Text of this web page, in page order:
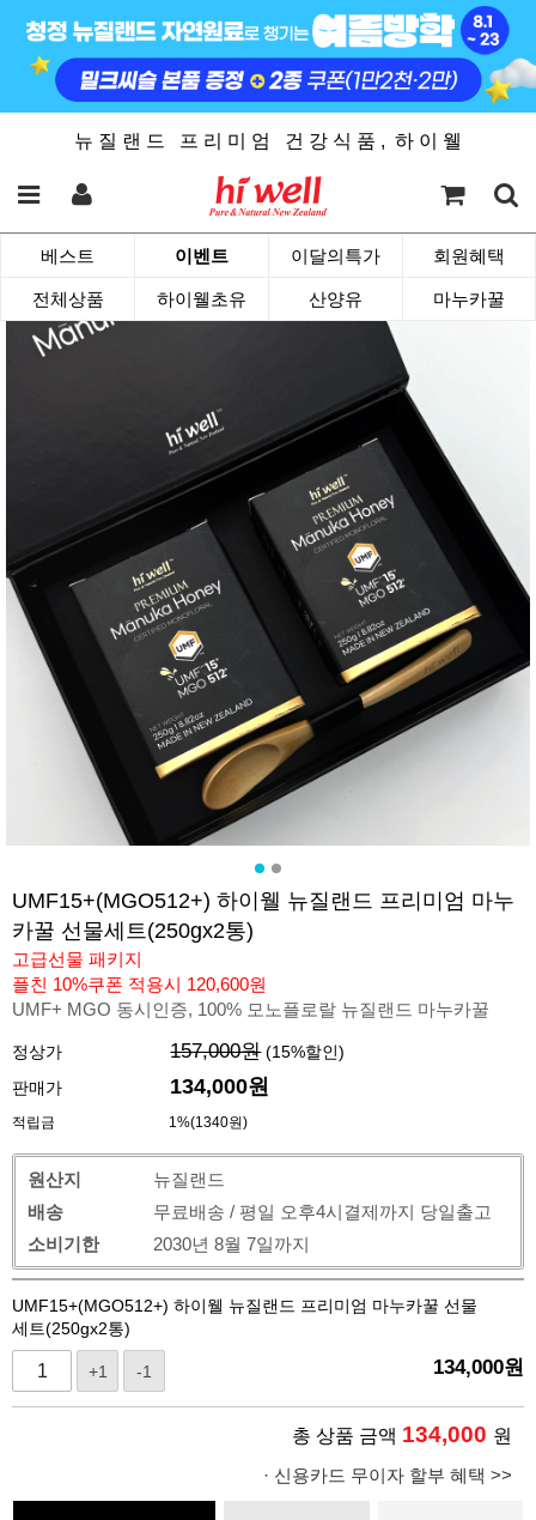
뉴 질 랜 드 프 리 미 엄 건 강 식 품 , 하 이 웰
베스트 이벤트 이달의특가 회원혜택
전체상품 하이웰초유 산양유 마누카꿀
UMF15+(MGO512+) 하이웰 뉴질랜드 프리미엄 마누
카꿀 선물세트(250gx2통)
고급선물 패키지
플친 10%쿠폰 적용시 120,600원
UMF+ MGO 동시인증, 100% 모노플로랄 뉴질랜드 마누카꿀
정상가 157,000원 (15%할인)
판매가
134,000원
적립금 1%(1340원)
원산지
뉴질랜드
배송
무료배송 / 평일 오후4시결제까지 당일출고
소비기한
2030년 8월 7일까지
UMF15+(MGO512+) 하이웰 뉴질랜드 프리미엄 마누카꿀 선물
세트(250gx2통)
+1 -1 134,000원
총 상품 금액 134,000 원
· 신용카드 무이자 할부 혜택 >>